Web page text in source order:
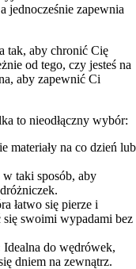
jednocześnie zapewnia
tak, aby chronić Cię
od tego, czy jesteś na
aby zapewnić Ci
to nieodłączny wybór:
materiały na co dzień lub
taki sposób, aby
łatwo się pierze i
swoimi wypadami bez
Idealna do wędrówek,
dniem na zewnątrz.